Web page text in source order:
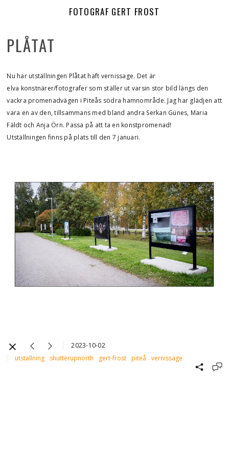
FOTOGRAF GERT FROST
PLÅTAT
Nu har utställningen Plåtat haft vernissage. Det är
elva konstnärer/fotografer som ställer ut varsin stor bild längs den
vackra promenadvägen i Piteås södra hamnområde. Jag har glädjen att
vara en av den, tillsammans med bland andra Serkan Günes, Maria
Fäldt och Anja Örn. Passa på att ta en konstpromenad!
Utställningen finns på plats till den 7 januari.
2023-10-02
utställning
shutterupnorth gert-frost piteå vernissage